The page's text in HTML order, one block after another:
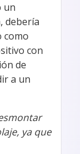
un
debería
como
con
de
a un
ya que